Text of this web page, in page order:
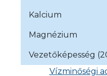
Kalcium
Magnézium
Vezetőképesség
Vízminőségi